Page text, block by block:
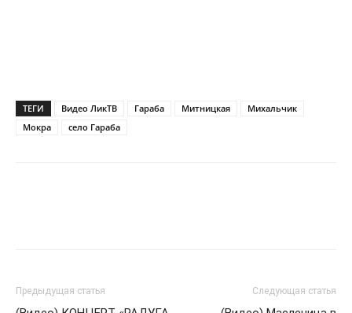
ТЕГИ Видео ЛикТВ Гараба Митницкая
Михальчик
Мокра
село Гараба
Предыдущая статья Следующая статья